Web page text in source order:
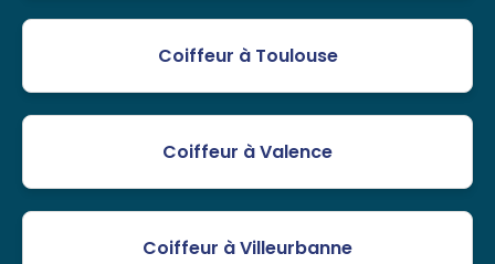
Coiffeur à Toulouse
Coiffeur à Valence
Coiffeur à Villeurbanne